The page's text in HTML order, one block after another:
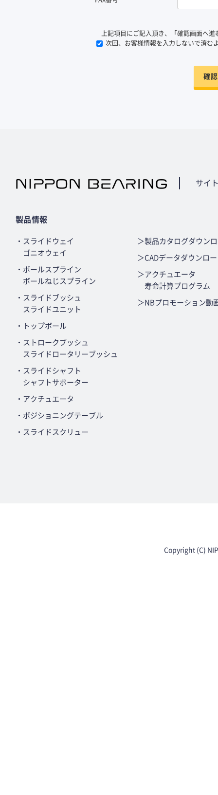
上記項目にご記入頂き、「確認画面へ進
次回、お客様情報を入力しないで済む
確
サイ
製品情報
・スライドウェイ
ゴニオウェイ
・ボールスプライン
ボールねじスプライン
・スライドブッシュ
スライドユニット
・トップボール
・ストロークブッシュ
スライドロータリーブッシュ
・スライドシャフト
シャフトサポーター
・アクチュエータ
・ポジショニングテーブル
・スライドスクリュー
＞製品カタログダウン
＞CADデータダウンロ
＞アクチュエータ
寿命計算プログラム
＞NBプロモーション動
Copyright (C)